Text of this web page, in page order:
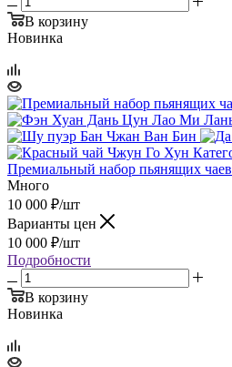
В корзину
Новинка
Премиальный набор пьянящих чаев
Много
10 000 ₽/шт
Варианты цен
10 000 ₽/шт
Подробности
В корзину
Новинка